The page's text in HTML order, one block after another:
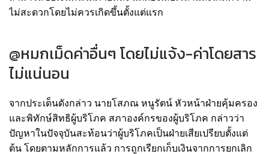
ไม่สะดวกโดยไม่ควรเกิดขึ้นตั้งแต่แรก
@หมกเม็ดค่าอื่นๆ โดยไม่แจ้ง-ค่าโดยสาร
ไม่แน่นอน
จากประเด็นดังกล่าว นายโสภณ หนูรัตน์ หัวหน้าฝ่ายคุ้มครอง
และพิทักษ์สิทธิผู้บริโภค สภาองค์กรของผู้บริโภค กล่าวว่า
ปัญหาในปัจจุบันสะท้อนว่าผู้บริโภคเป็นฝ่ายเสียเปรียบตั้งแต่
ต้น โดยตามหลักการแล้ว การถูกเรียกเก็บเงินจากการยกเลิก